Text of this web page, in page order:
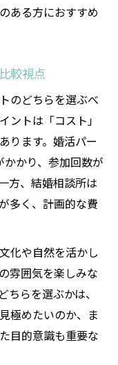
ある方におすすめ
較視点
のどちらを選ぶべ
ントは「コスト」
ります。婚活パー
かかり、参加回数が
方、結婚相談所は
多く、計画的な費
化や自然を活かし
雰囲気を楽しみな
ちらを選ぶかは、
極めたいのか、ま
目的意識も重要な